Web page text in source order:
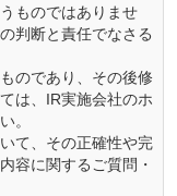
ものではありませ
判断と責任でなさる
のであり、その後修
は、IR実施会社のホ
。
て、その正確性や完
容に関するご質問・